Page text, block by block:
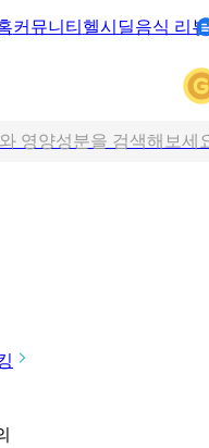
커뮤니티 헬시딜음식 리뷰
영양성분을 검색해보세
다이어트 음식 검색해보세요